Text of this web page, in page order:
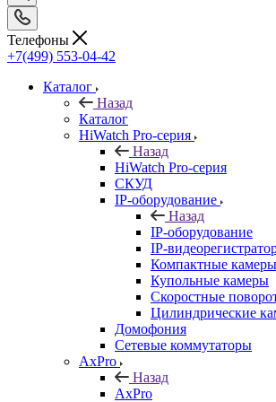
Телефоны
+7(499) 553-04-42
Каталог
Назад
Каталог
HiWatch Pro-серия
Назад
HiWatch Pro-серия
CКУД
IP-оборудование
Назад
IP-оборудование
IP-
Компактные камеры
Купольные камеры
Скоростные
Цилиндрические
Домофония
Сетевые коммутаторы
AxPro
Назад
AxPro